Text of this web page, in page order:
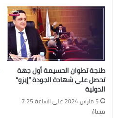
طنجة تطوان الحسيمة أول جهة
تحصل على شهادة الجودة “إيزو”
الدولية
5 مارس 2024 على الساعة 7:25
مساءً